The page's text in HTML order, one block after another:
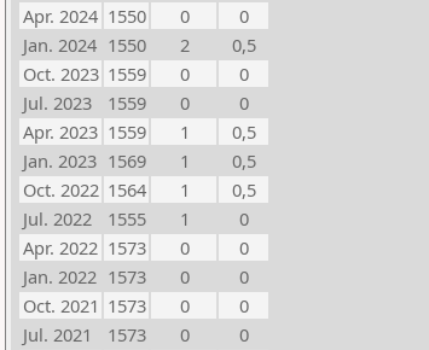
Apr. 2024 1550 0
0
Jan. 2024 1550 2
0,5
Oct. 2023 1559 0
0
Jul. 2023
1559 0
0
Apr. 2023 1559 1
0,5
Jan. 2023 1569 1
0,5
Oct. 2022 1564 1
0,5
Jul. 2022
1555 1
0
Apr. 2022 1573 0
0
Jan. 2022 1573 0
0
Oct. 2021 1573 0
0
Jul. 2021
1573 0
0